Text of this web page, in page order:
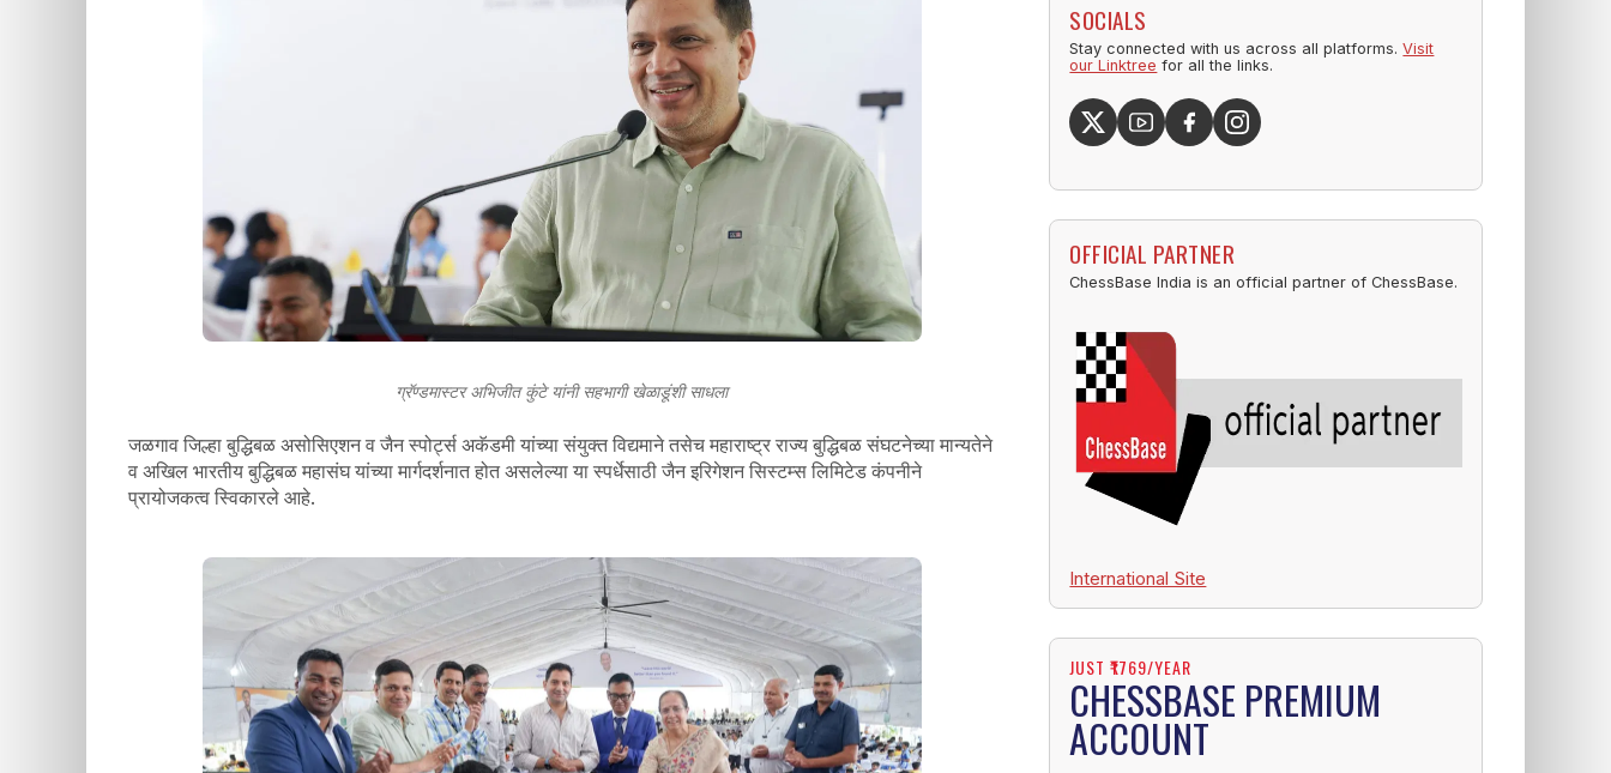
ग्रॅण्डमास्टर अभिजीत कुंटे यांनी सहभागी खेळाडूंशी साधला
जळगाव जिल्हा बुद्धिबळ असोसिएशन व जैन स्पोर्ट्स अकॅडमी यांच्या संयुक्त विद्यमाने तसेच महाराष्ट्र राज्य बुद्धिबळ संघटनेच्या मान्यतेने
व अखिल भारतीय बुद्धिबळ महासंघ यांच्या मार्गदर्शनात होत असलेल्या या स्पर्धेसाठी जैन इरिगेशन सिस्टम्स लिमिटेड कंपनीने
प्रायोजकत्व स्विकारले आहे.
SOCIALS
Stay connected with us across all platforms.Visit
our Linktree for all the links.
OFFICIAL PARTNER
ChessBase India is an official partner of ChessBase.
International Site
JUST ₹1769/YEAR
CHESSBASE PREMIUM
ACCOUNT